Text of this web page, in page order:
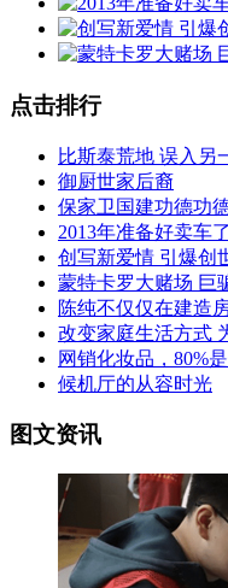
点击排行
比斯泰荒地 误入另
御厨世家后裔
保家卫国建功德功
2013年准备好卖车
创写新爱情 引爆创
蒙特卡罗大赌场 巨
陈纯不仅仅在建造
改变家庭生活方式
网销化妆品，80%
候机厅的从容时光
图文资讯